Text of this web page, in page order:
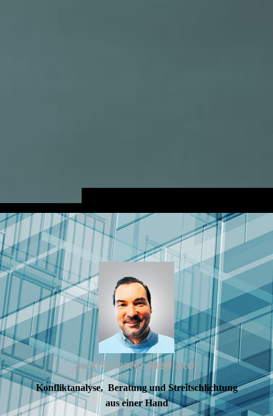
Zertifizierter Mediator
Konfliktanalyse, Beratung und Streitschlichtung
aus einer Hand